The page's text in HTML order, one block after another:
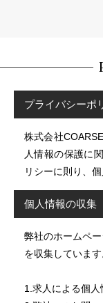
プライバシーポ
株式会社
人情報の保護に
リシーに則り、
個人情報の収集
弊社のホームペ
を収集しています
1.求人による個人